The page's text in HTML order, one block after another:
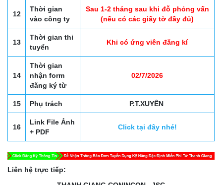
12
Thời gian
vào công ty
Sau 1-2 tháng sau khi đỗ phỏng vấn
(nếu có các giấy tờ đầy đủ)
13
Thời gian thi
tuyển
Khi có ứng viên đăng kí
14
Thời gian
nhận form
đăng ký từ
02/7/2026
15 Phụ trách P.T.XUYÊN
16
Link File Ảnh
+ PDF
Click tại đây nhé!
Liên hệ trực tiếp: